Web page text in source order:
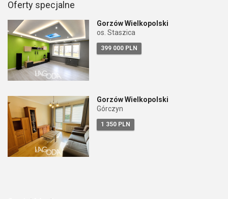
Oferty specjalne
Gorzów Wielkopolski
os. Staszica
399 000 PLN
Gorzów Wielkopolski
Górczyn
1 350 PLN